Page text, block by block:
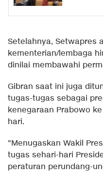
Setelahnya, Setwapres
kementerian/lembaga
dinilai membawahi
Gibran saat ini juga
tugas-tugas sebagai
kenegaraan Prabowo
hari.
"Menugaskan Wakil
tugas sehari-hari
peraturan perundang-